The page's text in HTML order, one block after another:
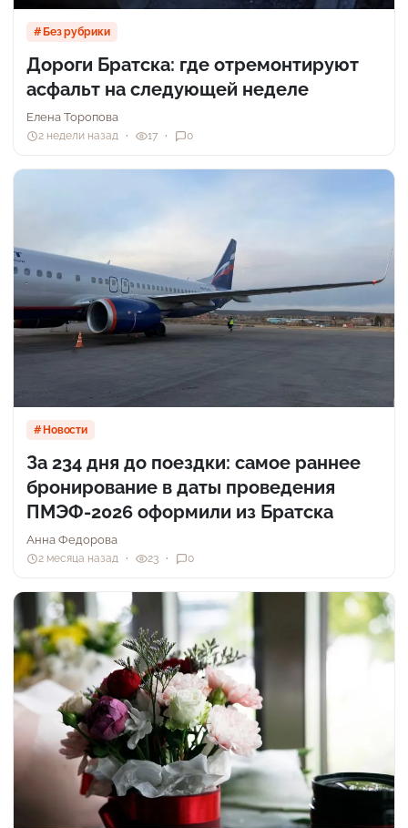
Без рубрики
Дороги Братска: где отремонтируют
асфальт на следующей неделе
Елена Торопова
2 недели назад 17 0
Новости
За 234 дня до поездки: самое раннее
бронирование в даты проведения
ПМЭФ-2026 оформили из Братска
Анна Федорова
2 месяца назад 23 0